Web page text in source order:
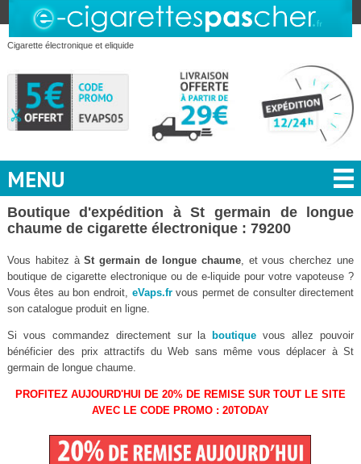
Cigarette électronique et eliquide
MENU
Boutique d'expédition à St germain de longue
chaume de cigarette électronique : 79200
Vous habitez àSt germain de longue chaume, et vous cherchez une
boutique de cigarette electronique ou de e-liquide pour votre vapoteuse ?
Vous êtes au bon endroit, eVaps.frvous permet de consulter directement
son catalogue produit en ligne.
Si vous commandez directement sur la boutique vous allez pouvoir
bénéficier des prix attractifs du Web sans même vous déplacer à St
germain de longue chaume.
PROFITEZ AUJOURD'HUI DE 20% DE REMISE SUR TOUT LE SITE
AVEC LE CODE PROMO : 20TODAY